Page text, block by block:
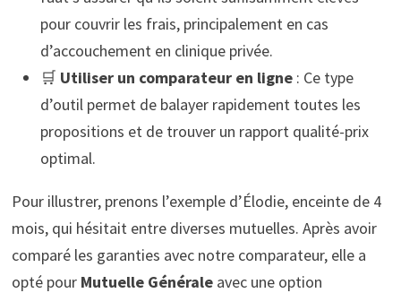
pour couvrir les frais, principalement en cas
d’accouchement en clinique privée.
🛒 Utiliser un comparateur en ligne: Ce type
d’outil permet de balayer rapidement toutes les
propositions et de trouver un rapport qualité-prix
optimal.
Pour illustrer, prenons l’exemple d’Élodie, enceinte de 4
mois, qui hésitait entre diverses mutuelles. Après avoir
comparé les garanties avec notre comparateur, elle a
opté pour Mutuelle Généraleavec une option